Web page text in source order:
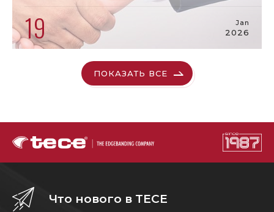
19 Jan
2026
ПОКАЗАТЬ ВСЕ
Что нового в TECE